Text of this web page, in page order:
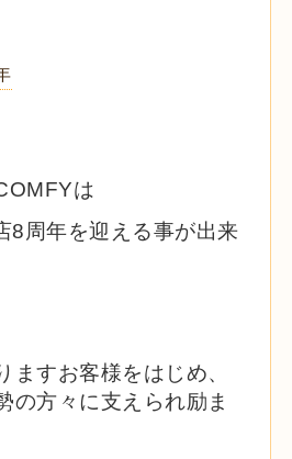
は
8周年を迎える事が出来
ますお客様をはじめ、
の方々に支えられ励ま